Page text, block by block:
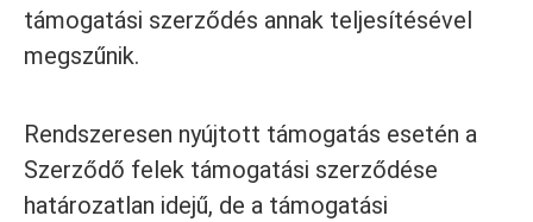
támogatási szerződés annak teljesítésével
megszűnik.
Rendszeresen nyújtott támogatás esetén a
Szerződő felek támogatási szerződése
határozatlan idejű, de a támogatási